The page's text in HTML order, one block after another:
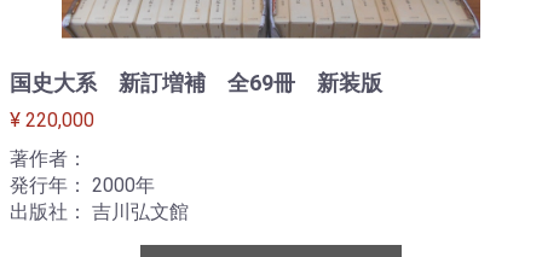
国史大系 新訂増補 全69冊 新装版
¥ 220,000
著作者：
発行年： 2000年
出版社： 吉川弘文館